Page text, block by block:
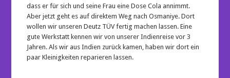
dass er für sich und seine Frau eine Dose Cola annimmt.
Aber jetzt geht es auf direktem Weg nach Osmaniye. Dort
wollen wir unseren Deutz TÜV fertig machen lassen. Eine
gute Werkstatt kennen wir von unserer Indienreise vor 3
Jahren. Als wir aus Indien zurück kamen, haben wir dort ein
paar Kleinigkeiten reparieren lassen.